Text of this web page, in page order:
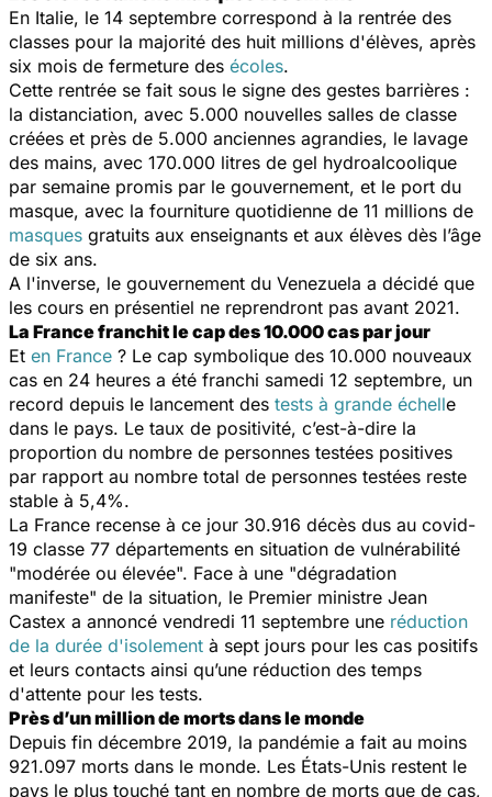
En Italie, le 14 septembre correspond à la rentrée des
classes pour la majorité des huit millions d'élèves, après
six mois de fermeture des écoles.
Cette rentrée se fait sous le signe des gestes barrières :
la distanciation, avec 5.000 nouvelles salles de classe
créées et près de 5.000 anciennes agrandies, le lavage
des mains, avec 170.000 litres de gel hydroalcoolique
par semaine promis par le gouvernement, et le port du
masque, avec la fourniture quotidienne de 11 millions de
masques gratuits aux enseignants et aux élèves dès l’âge
de six ans.
A l'inverse, le gouvernement du Venezuela a décidé que
les cours en présentiel ne reprendront pas avant 2021.
La France franchit le cap des 10.000 cas par jour
Et en France ? Le cap symbolique des 10.000 nouveaux
cas en 24 heures a été franchi samedi 12 septembre, un
record depuis le lancement des tests à grande échelle
dans le pays. Le taux de positivité, c’est-à-dire la
proportion du nombre de personnes testées positives
par rapport au nombre total de personnes testées reste
stable à 5,4%.
La France recense à ce jour 30.916 décès dus au covid-
19 classe 77 départements en situation de vulnérabilité
"modérée ou élevée". Face à une "dégradation
manifeste" de la situation, le Premier ministre Jean
Castex a annoncé vendredi 11 septembre une réduction
de la durée d'isolement à sept jours pour les cas positifs
et leurs contacts ainsi qu’une réduction des temps
d'attente pour les tests.
Près d’un million de morts dans le monde
Depuis fin décembre 2019, la pandémie a fait au moins
921.097 morts dans le monde. Les États-Unis restent le
pays le plus touché tant en nombre de morts que de cas,